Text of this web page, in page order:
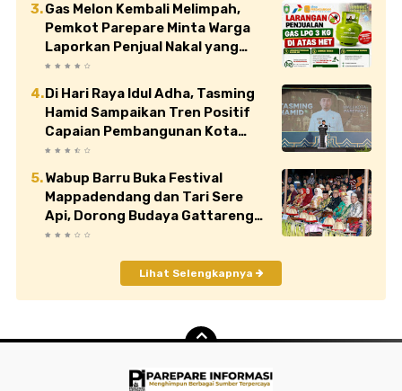
Gas Melon Kembali Melimpah,
Pemkot Parepare Minta Warga
Laporkan Penjual Nakal yang
Jual di Atas HET
Di Hari Raya Idul Adha, Tasming
Hamid Sampaikan Tren Positif
Capaian Pembangunan Kota
Parepare
Wabup Barru Buka Festival
Mappadendang dan Tari Sere
Api, Dorong Budaya Gattareng
Mendunia
Lihat Selengkapnya